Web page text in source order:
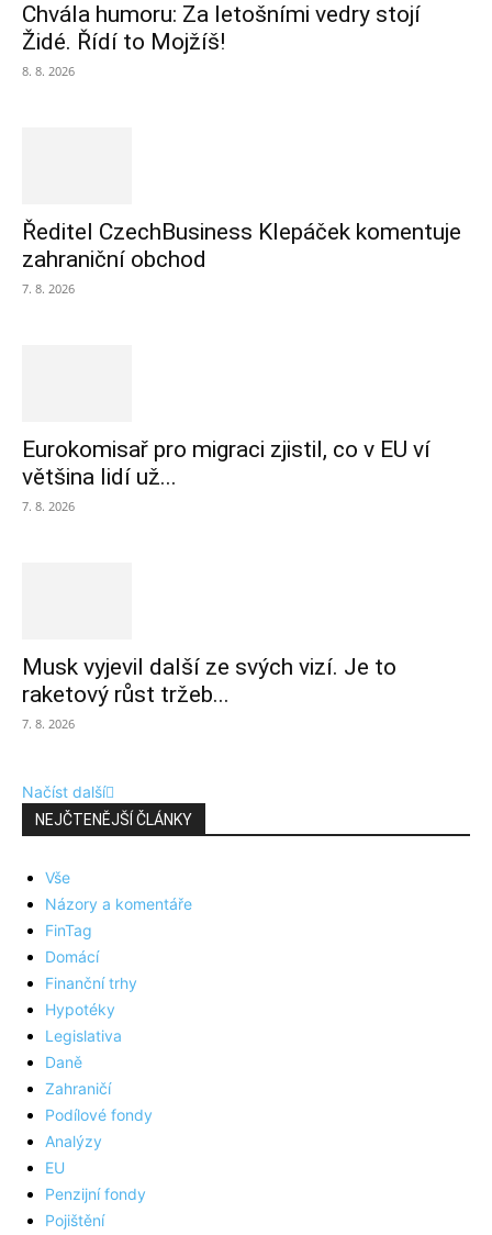
Chvála humoru: Za letošními vedry stojí
Židé. Řídí to Mojžíš!
8. 8. 2026
Ředitel CzechBusiness Klepáček komentuje
zahraniční obchod
7. 8. 2026
Eurokomisař pro migraci zjistil, co v EU ví
většina lidí už...
7. 8. 2026
Musk vyjevil další ze svých vizí. Je to
raketový růst tržeb...
7. 8. 2026
Načíst další
NEJČTENĚJŠÍ ČLÁNKY
Vše
Názory a komentáře
FinTag
Domácí
Finanční trhy
Hypotéky
Legislativa
Daně
Zahraničí
Podílové fondy
Analýzy
EU
Penzijní fondy
Pojištění